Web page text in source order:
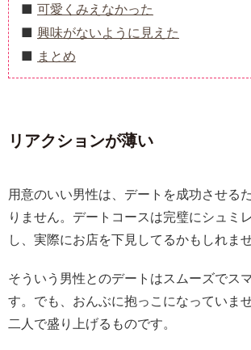
可愛くみえなかった
興味がないように見えた
まとめ
リアクションが薄い
用意のいい男性は、デートを成功させる
りません。デートコースは完璧にシュミ
し、実際にお店を下見してるかもしれませ
そういう男性とのデートはスムーズでス
す。でも、おんぶに抱っこになっていま
二人で盛り上げるものです。